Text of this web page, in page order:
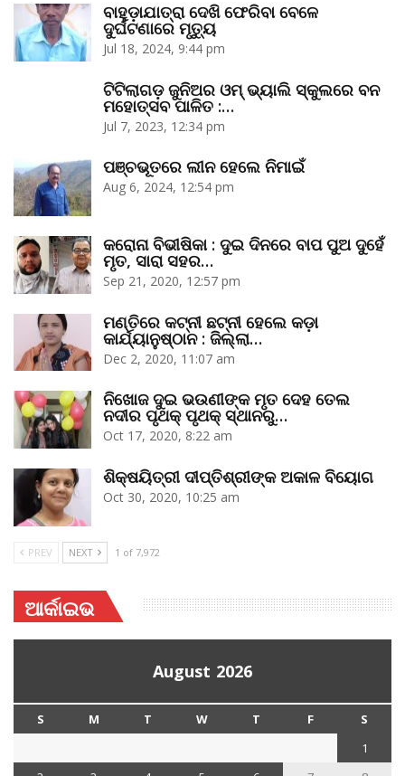
ବାହୁଡ଼ାଯାତ୍ରା ଦେଖି ଫେରିବା ବେଳେ
ଦୁର୍ଘଟଣାରେ ମୃତ୍ୟୁ
Jul 18, 2024, 9:44 pm
ଟିଟିଲାଗଡ଼ ଜୁନିଅର ଓମ୍‌ ଭ୍ୟାଲି ସ୍କୁଲରେ ବନ
ମହୋତ୍ସବ ପାଳିତ :…
Jul 7, 2023, 12:34 pm
ପଞ୍ଚଭୂତରେ ଲୀନ ହେଲେ ନିମାଇଁ
Aug 6, 2024, 12:54 pm
କରୋନା ବିଭୀଷିକା : ଦୁଇ ଦିନରେ ବାପ ପୁଅ ଦୁହେଁ
ମୃତ, ସାରା ସହର…
Sep 21, 2020, 12:57 pm
ମଣ୍ତିରେ କଟ୍‌ନୀ ଛଟ୍‌ନୀ ହେଲେ କଡ଼ା
କାର୍ଯ୍ୟାନୁଷ୍ଠାନ : ଜିଲ୍ଲା…
Dec 2, 2020, 11:07 am
ନିଖୋଜ ଦୁଇ ଭଉଣୀଙ୍କ ମୃତ ଦେହ ତେଲ
ନଦୀର ପୃଥକ୍‌ ପୃଥକ୍‌ ସ୍ଥାନରୁ…
Oct 17, 2020, 8:22 am
ଶିକ୍ଷୟିତ୍ରୀ ଦୀପ୍ତିଶ୍ରୀଙ୍କ ଅକାଳ ବିୟୋଗ
Oct 30, 2020, 10:25 am
PREV NEXT 1 of 7,972
ଆର୍କାଇଭ
August 2026
S M T W T F
S
1